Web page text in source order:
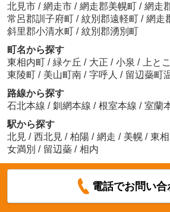
北見市 / 網走市 / 網走郡美幌町 / 網走
常呂郡訓子府町 / 紋別郡遠軽町 / 網走
斜里郡小清水町 / 紋別郡湧別町
町名から探す
東相内町 / 緑ケ丘 / 大正 / 小泉 / 上と
東陵町 / 美山町南 / 字呼人 / 留辺蘂町
路線から探す
石北本線 / 釧網本線 / 根室本線 / 室蘭
駅から探す
北見 / 西北見 / 柏陽 / 網走 / 美幌 / 東
女満別 / 留辺蘂 / 相内
電話でお問い合